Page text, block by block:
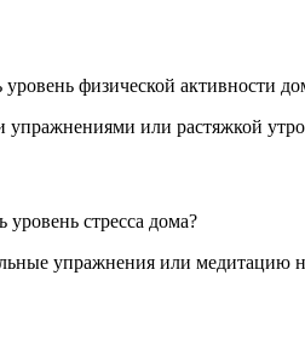
физической активности
упражнениями или растяжкой
уровень стресса дома?
упражнения или медитацию